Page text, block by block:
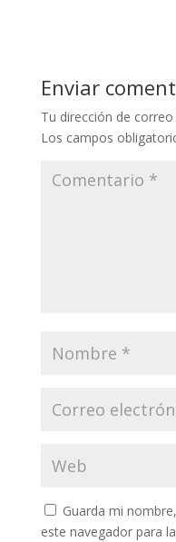
Enviar
Tu dirección de
Los campos
Guarda mi
este navegador para